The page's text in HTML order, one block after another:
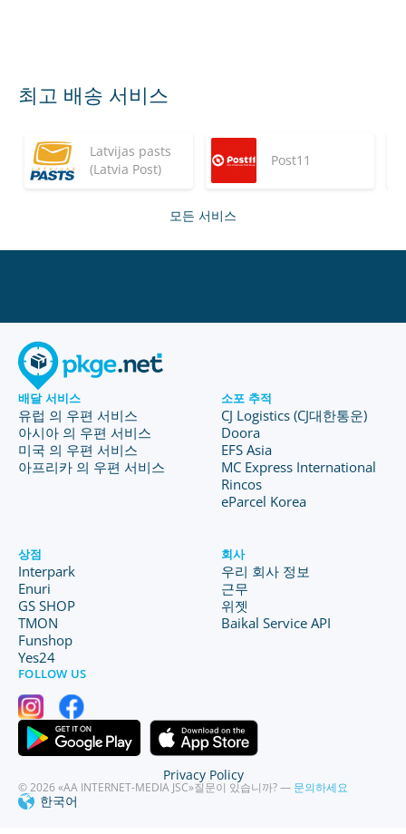
최고 배송 서비스
Latvijas pasts
(Latvia Post)
Post11
모든 서비스
배달 서비스
유럽 의 우편 서비스
아시아 의 우편 서비스
미국 의 우편 서비스
아프리카 의 우편 서비스
소포 추적
CJ Logistics (CJ대한통운)
Doora
EFS Asia
MC Express International
Rincos
eParcel Korea
상점
Interpark
Enuri
GS SHOP
TMON
Funshop
Yes24
회사
우리 회사 정보
근무
위젯
Baikal Service API
FOLLOW US
© 2026 «AA INTERNET-MEDIA JSC»질문이 있습니까? — 문의하세요
한국어
Privacy Policy